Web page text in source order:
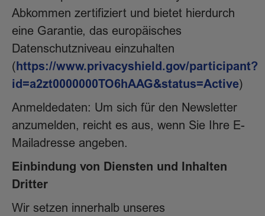
Abkommen zertifiziert und bietet hierdurch
eine Garantie, das europäisches
Datenschutzniveau einzuhalten
(https://www.privacyshield.gov/participant?
id=a2zt0000000TO6hAAG&status=Active)
Anmeldedaten: Um sich für den Newsletter
anzumelden, reicht es aus, wenn Sie Ihre E-
Mailadresse angeben.
Einbindung von Diensten und Inhalten
Dritter
Wir setzen innerhalb unseres